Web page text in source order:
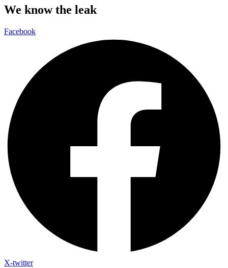
We know the leak
Facebook
X-twitter